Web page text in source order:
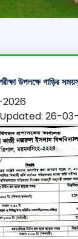
উপলক্ষে গাড়ির
Updated: 26-03-